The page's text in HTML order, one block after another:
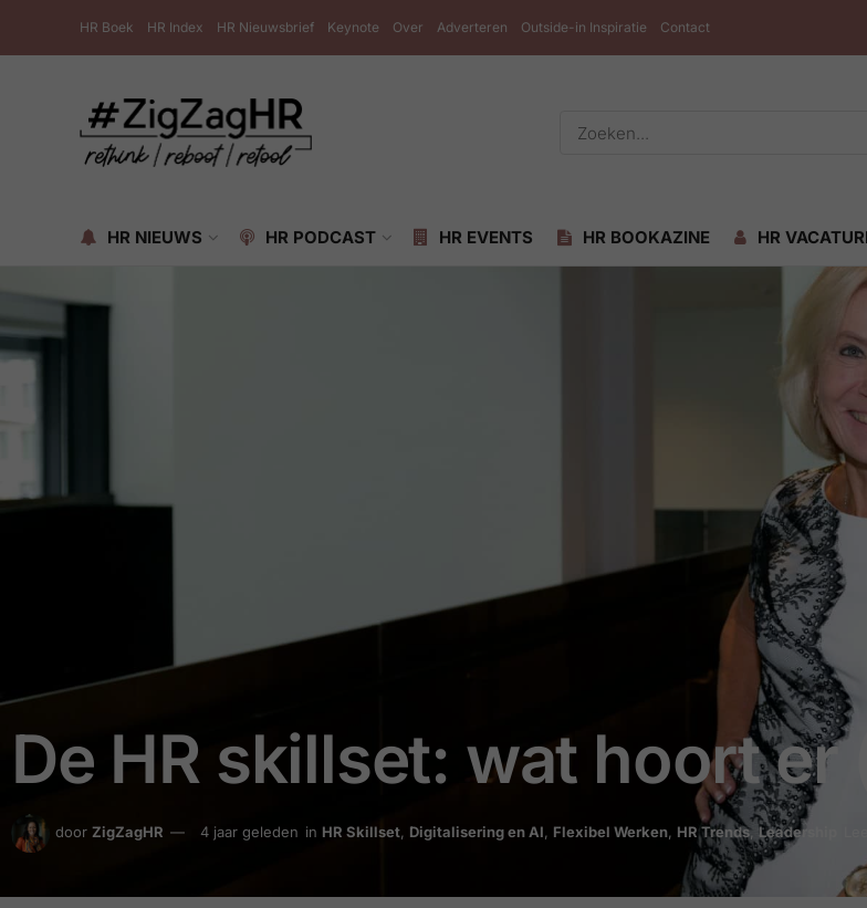
HR Boek HR Index HR Nieuwsbrief Keynote Over Adverteren Outside-in Inspiratie Contact
HR NIEUWS HR PODCAST HR EVENTS HR BOOKAZINE HR
De HR skillset: wat hoort er
door ZigZagHR 4 jaar geleden in HR Skillset, Digitalisering en AI, Flexibel Werken, HR Trends, Leadership